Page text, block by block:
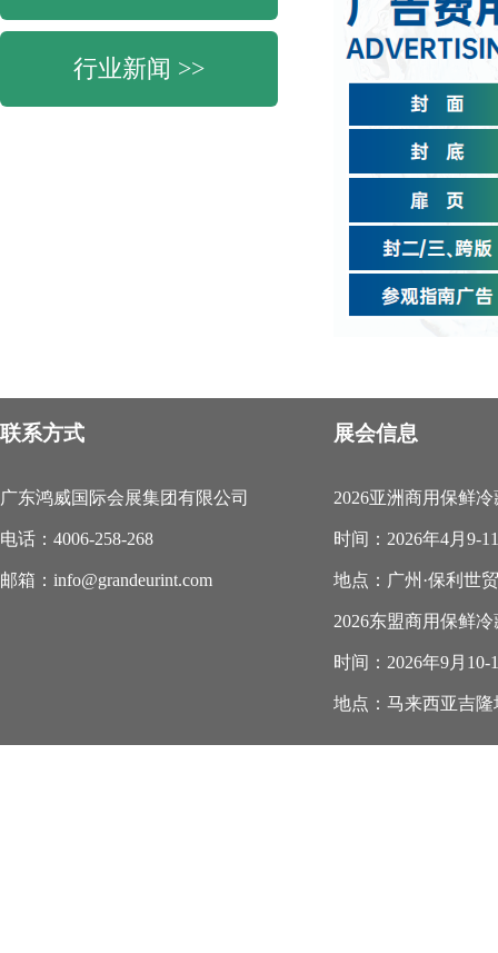
行业新闻 >>
联系方式 展会信息
广东鸿威国际会展集团有限公司
电话：4006-258-268
邮箱：info@grandeurint.com
2026亚洲商用保鲜
时间：2026年4月9-
地点：广州·保利世
2026东盟商用保鲜
时间：2026年9月10-
地点：马来西亚吉